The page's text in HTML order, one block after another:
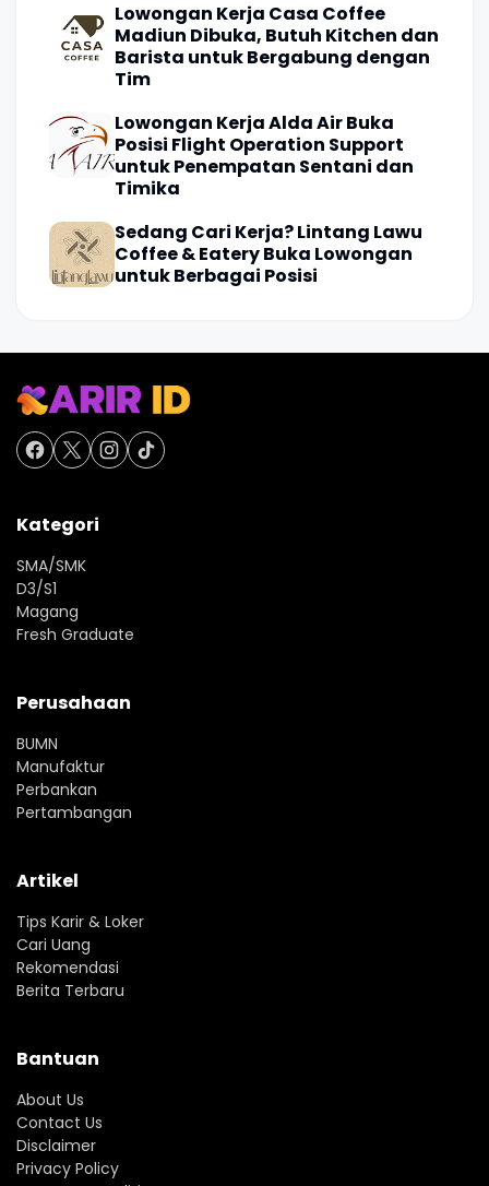
Lowongan Kerja Casa Coffee
Madiun Dibuka, Butuh Kitchen dan
Barista untuk Bergabung dengan
Tim
Lowongan Kerja Alda Air Buka
Posisi Flight Operation Support
untuk Penempatan Sentani dan
Timika
Sedang Cari Kerja? Lintang Lawu
Coffee & Eatery Buka Lowongan
untuk Berbagai Posisi
Kategori
SMA/SMK
D3/S1
Magang
Fresh Graduate
Perusahaan
BUMN
Manufaktur
Perbankan
Pertambangan
Artikel
Tips Karir & Loker
Cari Uang
Rekomendasi
Berita Terbaru
Bantuan
About Us
Contact Us
Disclaimer
Privacy Policy